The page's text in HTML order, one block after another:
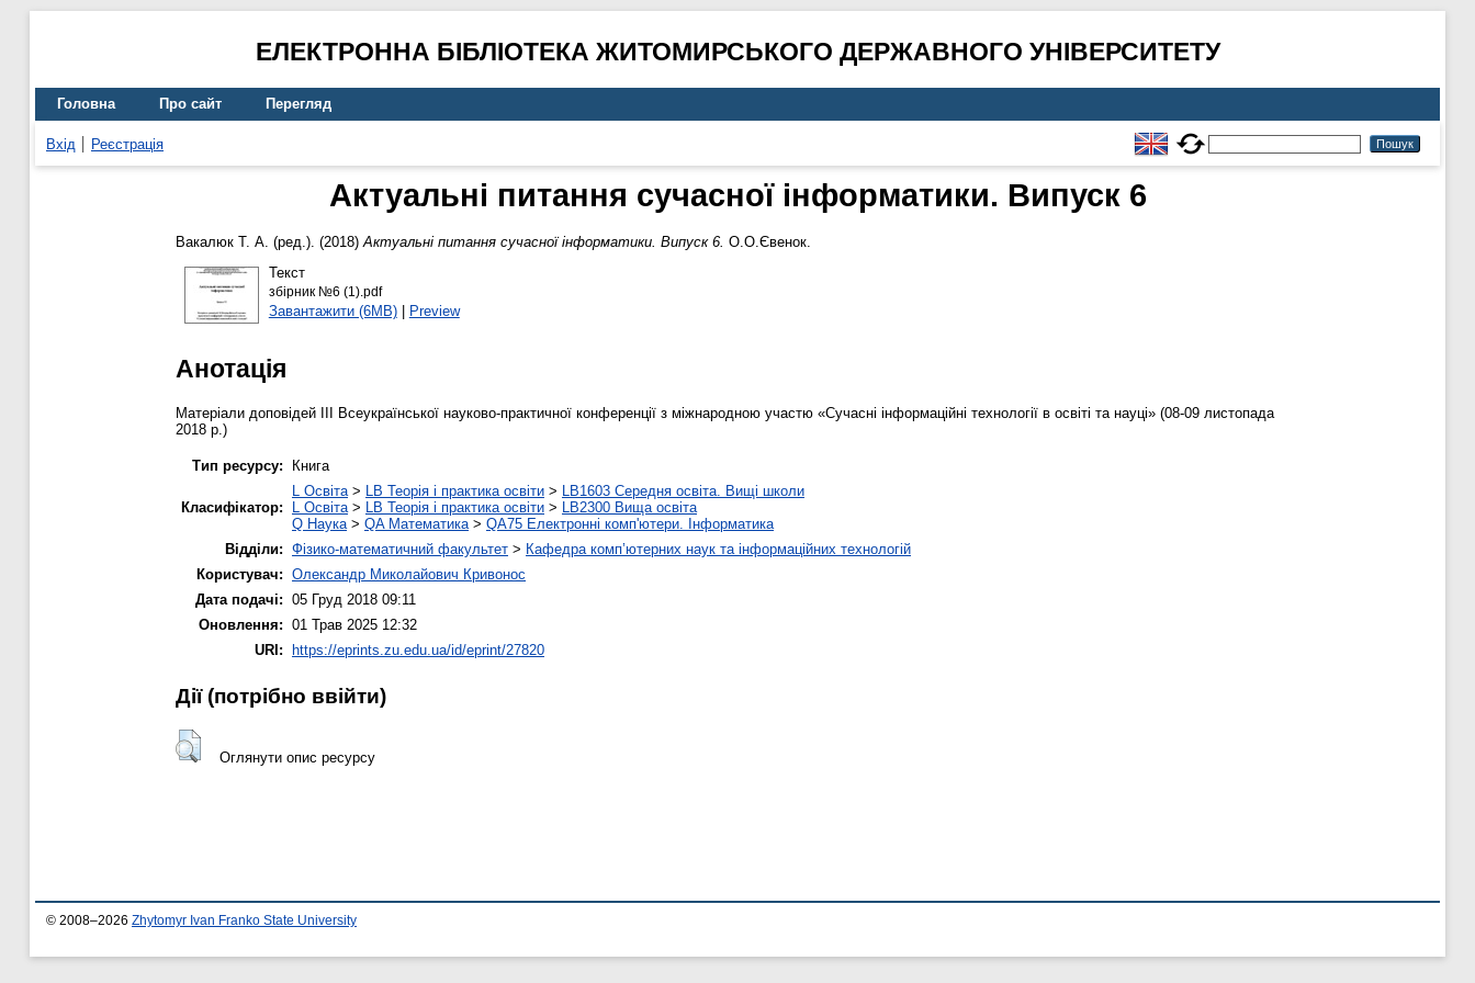
ЕЛЕКТРОННА БІБЛІОТЕКА ЖИТОМИРСЬКОГО ДЕРЖАВНОГО УНІВЕРСИТЕТУ
Головна Про сайт Перегляд
Вхід Реєстрація
Актуальні питання сучасної інформатики. Випуск 6
Вакалюк Т. А. (ред.). (2018)Актуальні питання сучасної інформатики. Випуск 6. О.О.Євенок.
Текст
збірник №6 (1).pdf
Завантажити (6MB)| Preview
Анотація
Матеріали доповідей ІІІ Всеукраїнської науково-практичної конференції з міжнародною участю «Сучасні інформаційні технології в освіті та науці» (08-09 листопада
2018 р.)
Тип ресурсу: Книга
Класифікатор:
L Освіта > LB Теорія і практика освіти > LB1603 Середня освіта. Вищі школи
L Освіта > LB Теорія і практика освіти > LB2300 Вища освіта
Q Наука > QA Математика > QA75 Електронні комп'ютери. Інформатика
Відділи: Фізико-математичний факультет > Кафедра комп’ютерних наук та інформаційних технологій
Користувач: Олександр Миколайович Кривонос
Дата подачі: 05 Груд 2018 09:11
Оновлення: 01 Трав 2025 12:32
URI: https://eprints.zu.edu.ua/id/eprint/27820
Дії ​​(потрібно ввійти)
Оглянути опис ресурсу
© 2008–2026 Zhytomyr Ivan Franko State University